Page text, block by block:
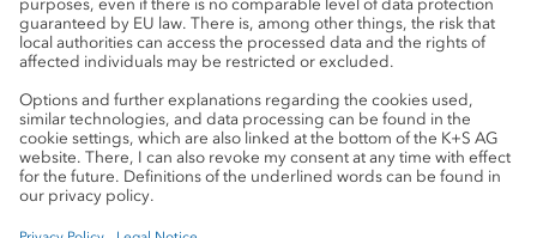
Press contacts
Mining glossary
myK+S Customer Portal